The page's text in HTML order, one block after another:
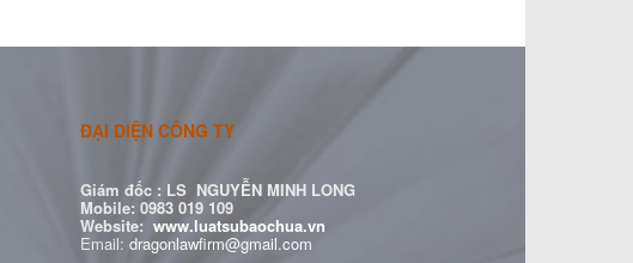
ĐẠI DIỆN CÔNG TY
Giám đốc : LS NGUYỄN MINH LONG
Mobile: 0983 019 109
Website: www.luatsubaochua.vn
Email: dragonlawfirm@gmail.com